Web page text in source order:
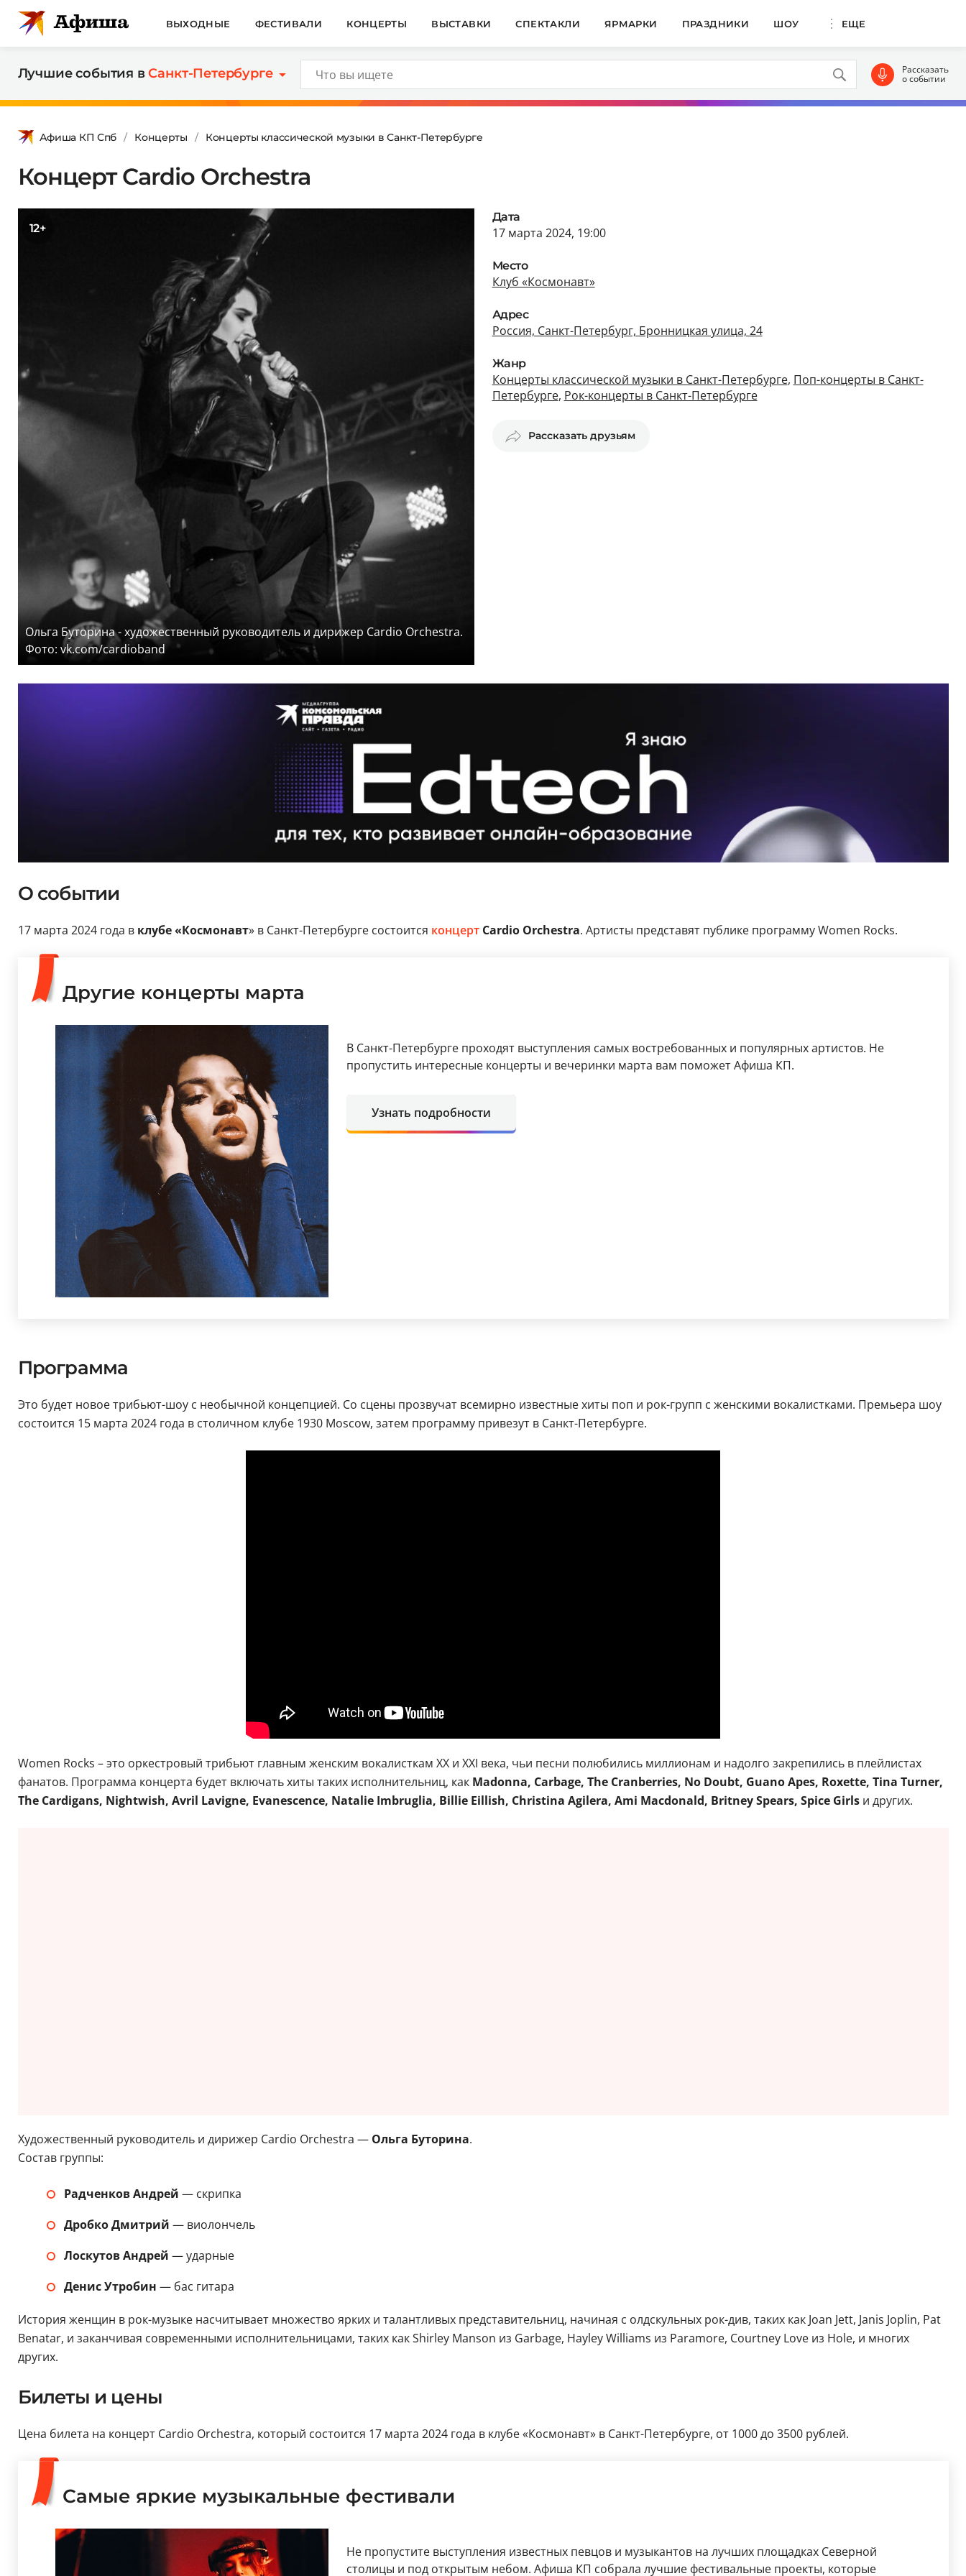
ВЫХОДНЫЕ ФЕСТИВАЛИ КОНЦЕРТЫ ВЫСТАВКИ СПЕКТАКЛИ ЯРМАРКИ ПРАЗДНИКИ ШОУ ЕЩЕ
Лучшие события вСанкт-Петербурге Рассказать
о событии
Афиша КП Спб Концерты Концерты классической музыки в Санкт-Петербурге
Концерт Cardio Orchestra
12+
Ольга Буторина - художественный руководитель и дирижер Cardio Orchestra.
Фото: vk.com/cardioband
Дата
17 марта 2024, 19:00
Место
Клуб «Космонавт»
Адрес
Россия, Санкт-Петербург, Бронницкая улица, 24
Жанр
Концерты классической музыки в Санкт-Петербурге, Поп-концерты в Санкт-
Петербурге, Рок-концерты в Санкт-Петербурге
Рассказать друзьям
О событии
17 марта 2024 года в клубе «Космонавт» в Санкт-Петербурге состоится концертCardio Orchestra. Артисты представят публике программу Women Rocks.
Другие концерты марта
В Санкт-Петербурге проходят выступления самых востребованных и популярных артистов. Не
пропустить интересные концерты и вечеринки марта вам поможет Афиша КП.
Узнать подробности
Программа
Это будет новое трибьют-шоу с необычной концепцией. Со сцены прозвучат всемирно известные хиты поп и рок-групп с женскими вокалистками. Премьера шоу
состоится 15 марта 2024 года в столичном клубе 1930 Moscow, затем программу привезут в Санкт-Петербурге.
Women Rocks – это оркестровый трибьют главным женским вокалисткам XX и XXI века, чьи песни полюбились миллионам и надолго закрепились в плейлистах
фанатов. Программа концерта будет включать хиты таких исполнительниц, как Madonna, Carbage, The Cranberries, No Doubt, Guano Apes, Roxette, Tina Turner,
The Cardigans, Nightwish, Avril Lavigne, Evanescence, Natalie Imbruglia, Billie Eillish, Christina Agilera, Ami Macdonald, Britney Spears, Spice Girlsи других.
Художественный руководитель и дирижер Cardio Orchestra — Ольга Буторина.
Состав группы:
Радченков Андрей — скрипка
Дробко Дмитрий — виолончель
Лоскутов Андрей — ударные
Денис Утробин — бас гитара
История женщин в рок-музыке насчитывает множество ярких и талантливых представительниц, начиная с олдскульных рок-див, таких как Joan Jett, Janis Joplin, Pat
Benatar, и заканчивая современными исполнительницами, таких как Shirley Manson из Garbage, Hayley Williams из Paramore, Courtney Love из Hole, и многих
других.
Билеты и цены
Цена билета на концерт Cardio Orchestra, который состоится 17 марта 2024 года в клубе «Космонавт» в Санкт-Петербурге, от 1000 до 3500 рублей.
Самые яркие музыкальные фестивали
Не пропустите выступления известных певцов и музыкантов на лучших площадках Северной
столицы и под открытым небом. Афиша КП собрала лучшие фестивальные проекты, которые